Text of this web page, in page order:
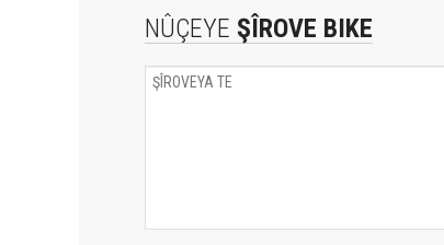
NÛÇEYE ŞÎROVE BIKE